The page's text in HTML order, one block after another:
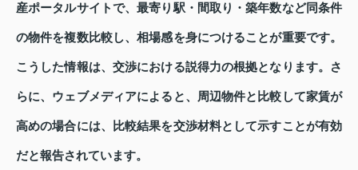
産ポータルサイトで、最寄り駅・間取り・築年数など同条件
の物件を複数比較し、相場感を身につけることが重要です。
こうした情報は、交渉における説得力の根拠となります。さ
らに、ウェブメディアによると、周辺物件と比較して家賃が
高めの場合には、比較結果を交渉材料として示すことが有効
だと報告されています。